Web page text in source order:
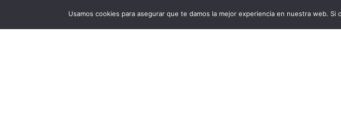
Usamos cookies para asegurar que te damos la mejor experiencia en nuestra web.